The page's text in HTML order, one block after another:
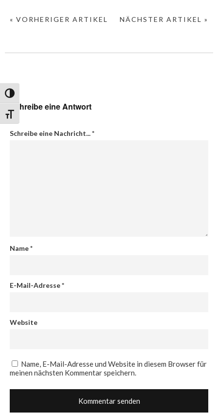
Umschalten auf hohe Kontraste
Schrift vergrößern
NÄCHSTER ARTIKEL »
« VORHERIGER ARTIKEL
Schreibe eine Antwort
Schreibe eine Nachricht...*
Name*
E-Mail-Adresse*
Website
Name, E-Mail-Adresse und Website in diesem Browser für
meinen nächsten Kommentar speichern.